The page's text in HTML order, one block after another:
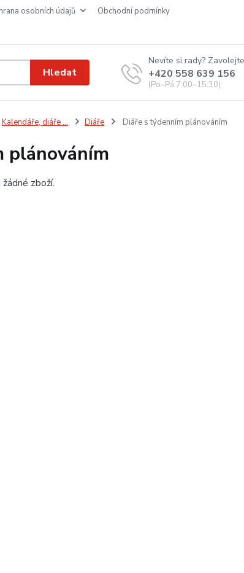
osobních údajů
obchodní podmínky
Hledat
Nevíte si rady?
+420 558 639 156
(Po–Pá 7:00–15:30)
Kalendáře, diáře ... Diáře Diáře s týdenním plánováním
plánováním
zboží.